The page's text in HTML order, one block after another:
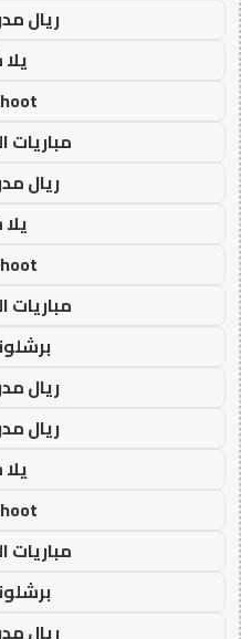
ريال
مباريات
ريال
مباريات
ريال
ريال
مباريات
ريال